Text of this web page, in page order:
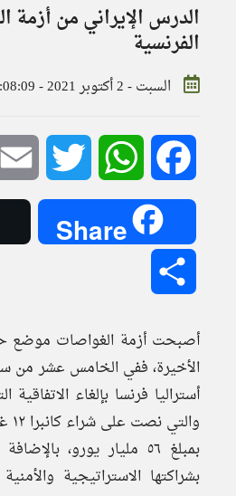
الدرس الإيراني من أزمة
الفرنسية
السبت - 2 أكتوبر 2021 - 22:08:09
Facebook
WhatsApp
Twitter
Share
أصبحت أزمة الغواصات موضع
الأخيرة، ففي الخامس عشر من
أستراليا فرنسا بإلغاء
بمبلغ ٥٦ مليار يورو،
بشراكتها الاستراتيجية